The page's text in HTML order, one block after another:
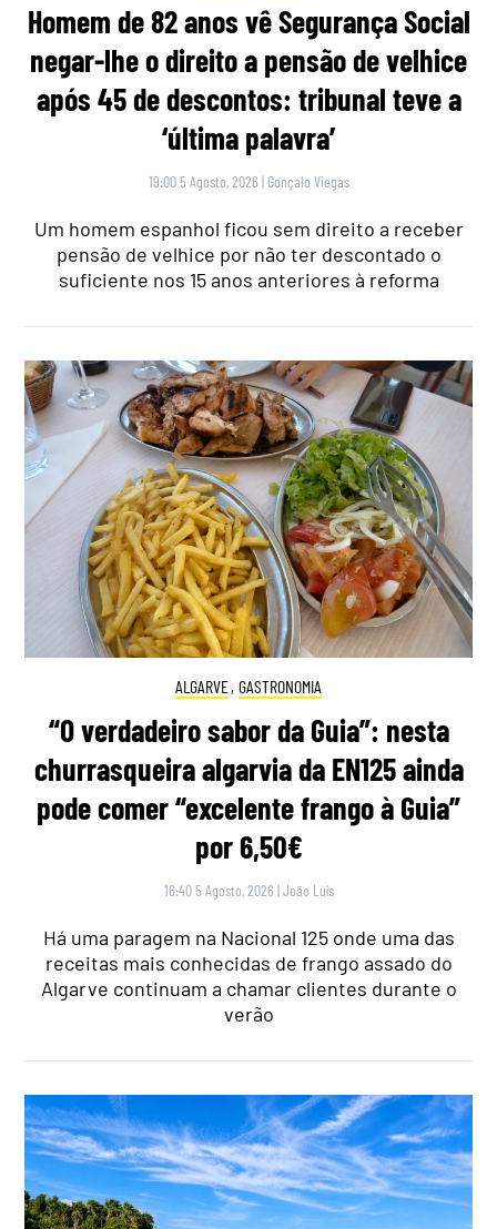
Homem de 82 anos vê Segurança Social
negar-lhe o direito a pensão de velhice
após 45 de descontos: tribunal teve a
‘última palavra’
19:00 5 Agosto, 2026 | Gonçalo Viegas
Um homem espanhol ficou sem direito a receber
pensão de velhice por não ter descontado o
suficiente nos 15 anos anteriores à reforma
ALGARVE, GASTRONOMIA
“O verdadeiro sabor da Guia”: nesta
churrasqueira algarvia da EN125 ainda
pode comer “excelente frango à Guia”
por 6,50€
16:40 5 Agosto, 2026 |João Luís
Há uma paragem na Nacional 125 onde uma das
receitas mais conhecidas de frango assado do
Algarve continuam a chamar clientes durante o
verão